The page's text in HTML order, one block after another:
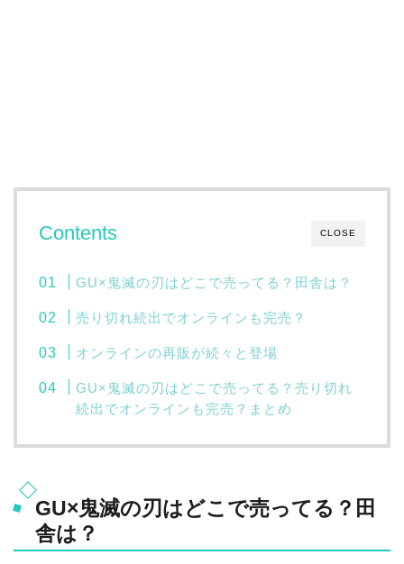
CLOSE
Contents
GU×鬼滅の刃はどこで売ってる？田舎は？
売り切れ続出でオンラインも完売？
オンラインの再販が続々と登場
GU×鬼滅の刃はどこで売ってる？売り切れ
続出でオンラインも完売？まとめ
GU×鬼滅の刃はどこで売ってる？田
舎は？